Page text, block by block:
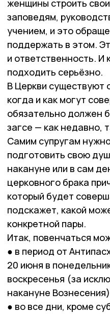
женщины строить
заповедям,
учением, и это
поддержать в этом.
и ответственность.
подходить серьёзно.
В Церкви существуют
когда и как могут
обязательно должен
загсе — как недавно,
Самим супругам
подготовить свою
накануне или в сам
церковного брака
который будет
подскажет, какой
конкретной пары.
Итак, повенчаться
● в период от
20 июня в
воскресенья (за
накануне
● во все дни, кроме